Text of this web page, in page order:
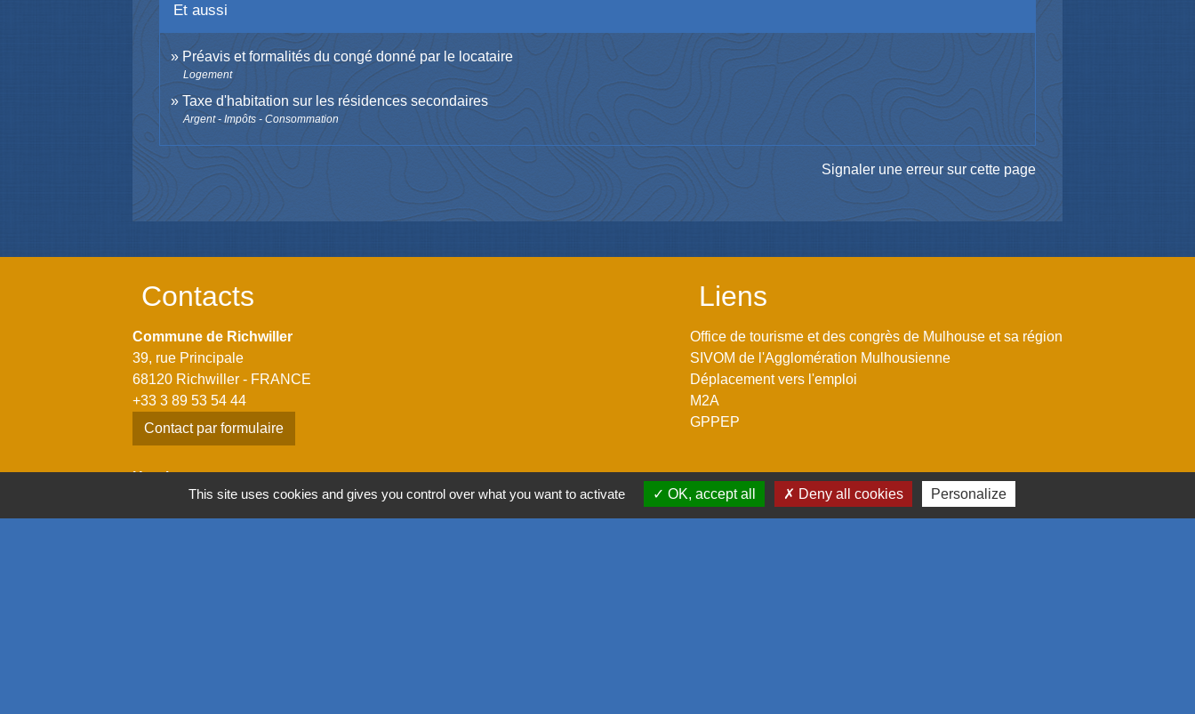
Et aussi
Préavis et formalités du congé donné par le locataire
Logement
Taxe d'habitation sur les résidences secondaires
Argent - Impôts - Consommation
Signaler une erreur sur cette page
Contacts
Commune de Richwiller
39, rue Principale
68120 Richwiller - FRANCE
+33 3 89 53 54 44
Contact par formulaire
Horaires
Lundi: 14h00 - 18h00
Mardi: 08h00 - 12h00 / 14h00 - 18h00
Liens
Office de tourisme et des congrès de Mulhouse et sa région
SIVOM de l'Agglomération Mulhousienne
Déplacement vers l'emploi
M2A
GPPEP
This site uses cookies and gives you control over what you want to activate OK, accept all Deny all cookies Personalize